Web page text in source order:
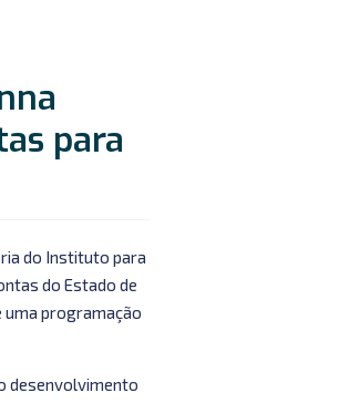
para
do Instituto para
do Estado de
uma programação
desenvolvimento